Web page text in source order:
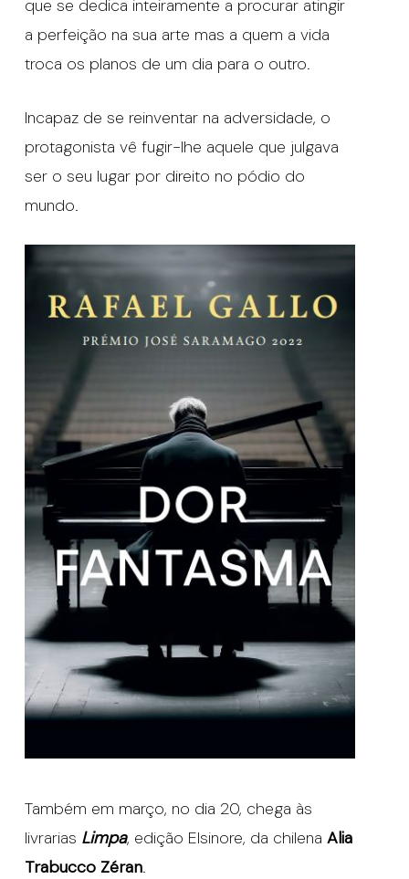
que se dedica inteiramente a procurar atingir
a perfeição na sua arte mas a quem a vida
troca os planos de um dia para o outro.
Incapaz de se reinventar na adversidade, o
protagonista vê fugir-lhe aquele que julgava
ser o seu lugar por direito no pódio do
mundo.
Também em março, no dia 20, chega às
livrarias Limpa, edição Elsinore, da chilena Alia
Trabucco Zéran.